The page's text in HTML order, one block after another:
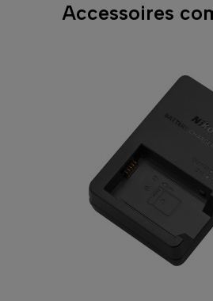
Accessoires